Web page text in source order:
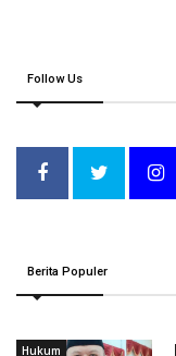
Follow Us
Berita Populer
Hukum